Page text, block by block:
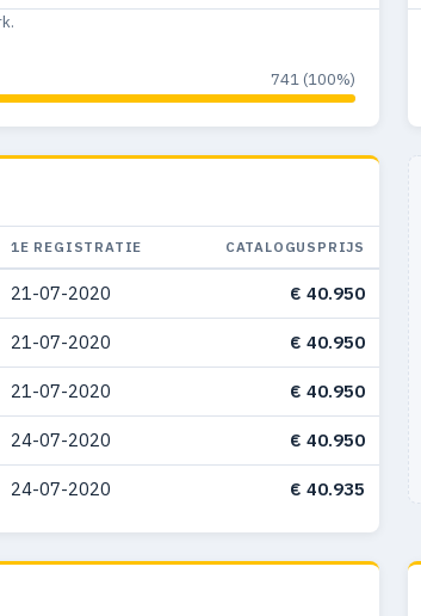
741 (100%)
1E REGISTRATIE CATALOGUSPRIJS
21-07-2020 € 40.950
21-07-2020 € 40.950
21-07-2020 € 40.950
24-07-2020 € 40.950
24-07-2020 € 40.935